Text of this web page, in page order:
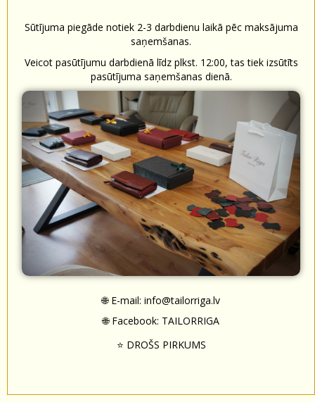
Sūtījuma piegāde notiek 2-3 darbdienu laikā pēc maksājuma
saņemšanas.
Veicot pasūtījumu darbdienā līdz plkst. 12:00, tas tiek izsūtīts
pasūtījuma saņemšanas dienā.
🌐 E-mail: info@tailorriga.lv
🌐 Facebook: TAILORRIGA
⭐ DROŠS PIRKUMS